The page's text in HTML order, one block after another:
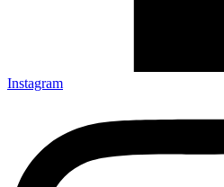
Instagram